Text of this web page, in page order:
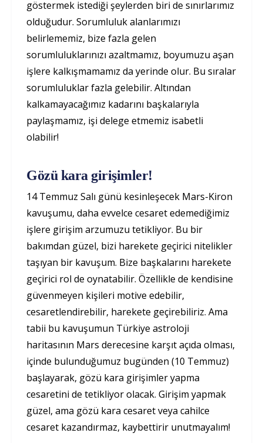
göstermek istediği şeylerden biri de sınırlarımız
olduğudur. Sorumluluk alanlarımızı
belirlememiz, bize fazla gelen
sorumluluklarınızı azaltmamız, boyumuzu aşan
işlere kalkışmamamız da yerinde olur. Bu sıralar
sorumluluklar fazla gelebilir. Altından
kalkamayacağımız kadarını başkalarıyla
paylaşmamız, işi delege etmemiz isabetli
olabilir!
Gözü kara girişimler!
14 Temmuz Salı günü kesinleşecek Mars-Kiron
kavuşumu, daha evvelce cesaret edemediğimiz
işlere girişim arzumuzu tetikliyor. Bu bir
bakımdan güzel, bizi harekete geçirici nitelikler
taşıyan bir kavuşum. Bize başkalarını harekete
geçirici rol de oynatabilir. Özellikle de kendisine
güvenmeyen kişileri motive edebilir,
cesaretlendirebilir, harekete geçirebiliriz. Ama
tabii bu kavuşumun Türkiye astroloji
haritasının Mars derecesine karşıt açıda olması,
içinde bulunduğumuz bugünden (10 Temmuz)
başlayarak, gözü kara girişimler yapma
cesaretini de tetikliyor olacak. Girişim yapmak
güzel, ama gözü kara cesaret veya cahilce
cesaret kazandırmaz, kaybettirir unutmayalım!